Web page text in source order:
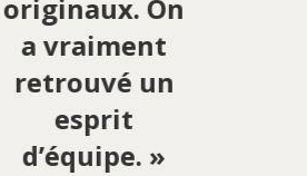
originaux. On
a vraiment
retrouvé un
esprit
d’équipe. »